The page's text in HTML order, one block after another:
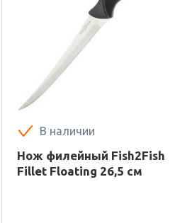
В наличии
Нож филейный Fish2Fish
Fillet Floating 26,5 см